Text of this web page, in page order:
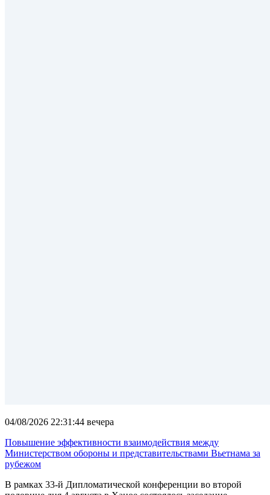
04/08/2026 22:31:44 вечера
Повышение эффективности взаимодействия между
Министерством обороны и представительствами Вьетнама за
рубежом
В рамках 33-й Дипломатической конференции во второй